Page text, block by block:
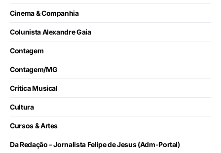
Cinema & Companhia
Colunista Alexandre Gaia
Contagem
Contagem/MG
Crítica Musical
Cultura
Cursos & Artes
Da Redação – Jornalista Felipe de Jesus (Adm-Portal)